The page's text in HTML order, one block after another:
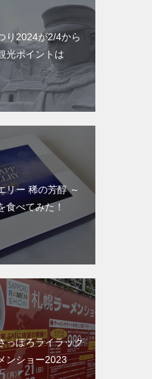
り2024が2/4から
光ポイントは
リー 稀の芳醇 ～
食べてみた！
っぽろライラック
ンショー2023